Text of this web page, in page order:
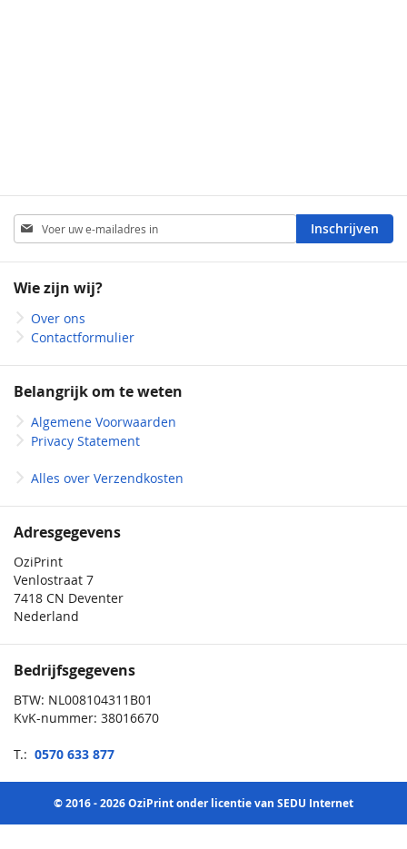
Abonneer
u
op
nieuwsbrief
Inschrijven
Wie zijn wij?
Over ons
Contactformulier
Belangrijk om te weten
Algemene Voorwaarden
Privacy Statement
Alles over Verzendkosten
Adresgegevens
OziPrint
Venlostraat 7
7418 CN Deventer
Nederland
Bedrijfsgegevens
BTW: NL008104311B01
KvK-nummer: 38016670
T.: 0570 633 877
© 2016 - 2026 OziPrint onder licentie van SEDU Internet